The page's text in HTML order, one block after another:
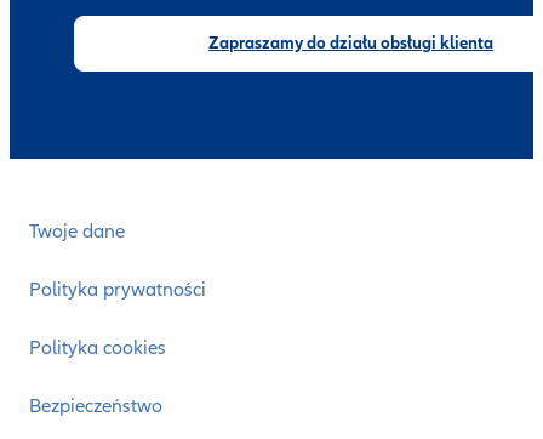
Zapraszamy do działu obsługi klienta
Twoje dane
Polityka prywatności
Polityka cookies
Bezpieczeństwo